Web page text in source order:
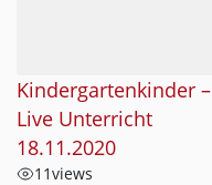
Kindergartenkinder –
Live Unterricht
18.11.2020
11views